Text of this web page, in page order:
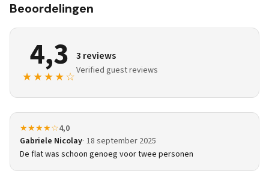
Beoordelingen
4,3
★★★★☆
3 reviews
Verified guest reviews
★★★★☆4,0
Gabriele Nicolay 18 september 2025
De flat was schoon genoeg voor twee personen